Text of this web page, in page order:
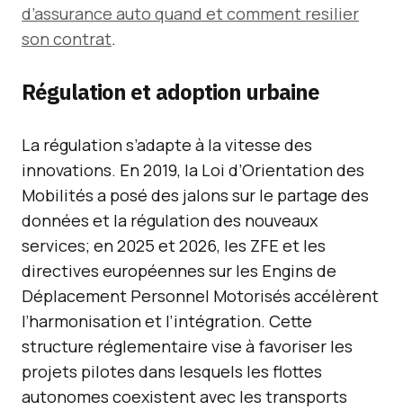
d’assurance auto quand et comment resilier
son contrat.
Régulation et adoption urbaine
La régulation s’adapte à la vitesse des
innovations. En 2019, la Loi d’Orientation des
Mobilités a posé des jalons sur le partage des
données et la régulation des nouveaux
services; en 2025 et 2026, les ZFE et les
directives européennes sur les Engins de
Déplacement Personnel Motorisés accélèrent
l’harmonisation et l’intégration. Cette
structure réglementaire vise à favoriser les
projets pilotes dans lesquels les flottes
autonomes coexistent avec les transports